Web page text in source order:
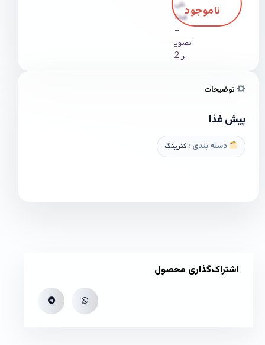
توضیحات
پیش غذا
دسته بندی : کترینگ
اشتراک‌گذاری محصول